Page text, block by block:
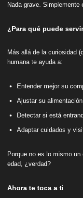
Nada grave. Simplemente
¿Para qué puede
Más allá de la curiosidad
humana te ayuda a:
Entender mejor su
Ajustar su alimentación
Detectar si está
Adaptar cuidados y
Porque no es lo mismo un
edad, ¿verdad?
Ahora te toca a ti